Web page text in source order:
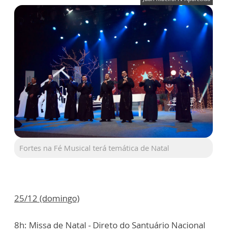
Fortes na Fé Musical terá temática de Natal
25/12 (domingo)
8h: Missa de Natal - Direto do Santuário Nacional